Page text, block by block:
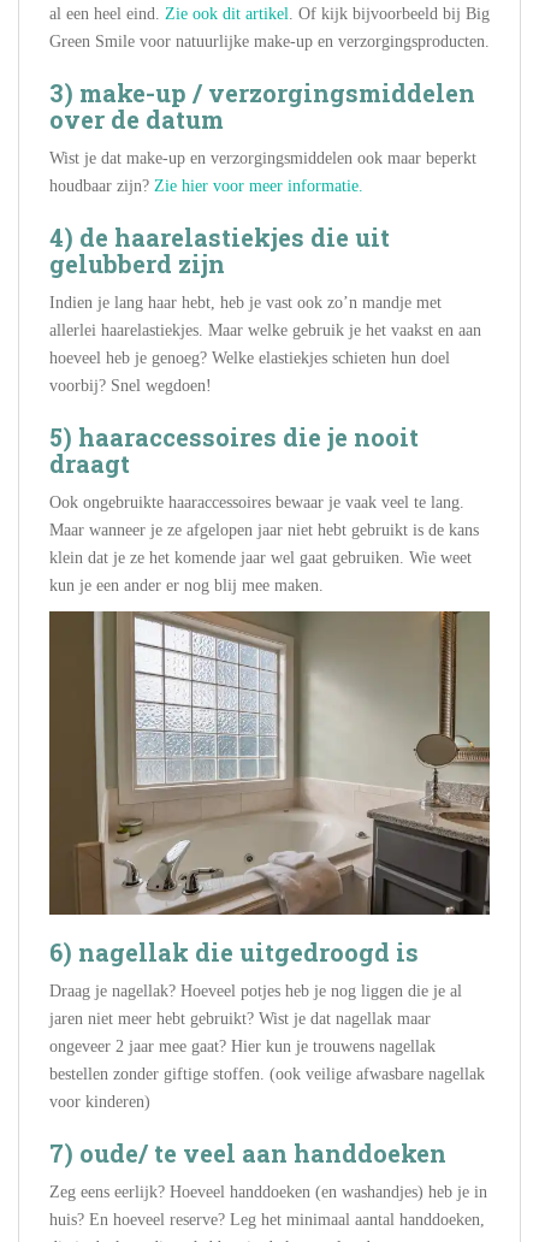
al een heel eind. Zie ook dit artikel. Of kijk bijvoorbeeld bij Big
Green Smile voor natuurlijke make-up en verzorgingsproducten.
3) make-up / verzorgingsmiddelen
over de datum
Wist je dat make-up en verzorgingsmiddelen ook maar beperkt
houdbaar zijn? Zie hier voor meer informatie.
4) de haarelastiekjes die uit
gelubberd zijn
Indien je lang haar hebt, heb je vast ook zo’n mandje met
allerlei haarelastiekjes. Maar welke gebruik je het vaakst en aan
hoeveel heb je genoeg? Welke elastiekjes schieten hun doel
voorbij? Snel wegdoen!
5) haaraccessoires die je nooit
draagt
Ook ongebruikte haaraccessoires bewaar je vaak veel te lang.
Maar wanneer je ze afgelopen jaar niet hebt gebruikt is de kans
klein dat je ze het komende jaar wel gaat gebruiken. Wie weet
kun je een ander er nog blij mee maken.
6) nagellak die uitgedroogd is
Draag je nagellak? Hoeveel potjes heb je nog liggen die je al
jaren niet meer hebt gebruikt? Wist je dat nagellak maar
ongeveer 2 jaar mee gaat? Hier kun je trouwens nagellak
bestellen zonder giftige stoffen. (ook veilige afwasbare nagellak
voor kinderen)
7) oude/ te veel aan handdoeken
Zeg eens eerlijk? Hoeveel handdoeken (en washandjes) heb je in
huis? En hoeveel reserve? Leg het minimaal aantal handdoeken,